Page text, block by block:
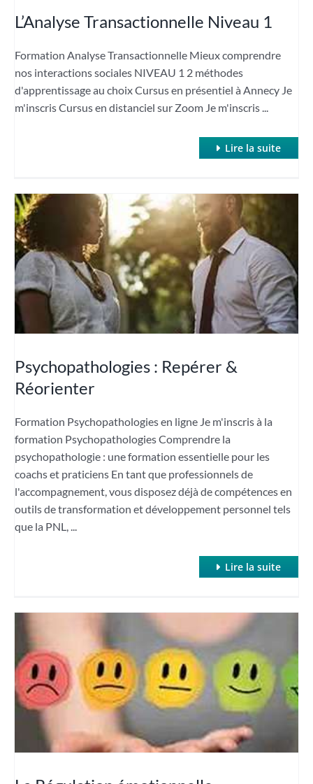
L’Analyse Transactionnelle Niveau 1
Formation Analyse Transactionnelle Mieux comprendre
nos interactions sociales NIVEAU 1 2 méthodes
d'apprentissage au choix Cursus en présentiel à Annecy Je
m'inscris Cursus en distanciel sur Zoom Je m'inscris ...
Lire la suite
Psychopathologies : Repérer &
Réorienter
Formation Psychopathologies en ligne Je m'inscris à la
formation Psychopathologies Comprendre la
psychopathologie : une formation essentielle pour les
coachs et praticiens En tant que professionnels de
l'accompagnement, vous disposez déjà de compétences en
outils de transformation et développement personnel tels
que la PNL, ...
Lire la suite